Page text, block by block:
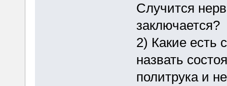
Случится
заключается?
2) Какие есть
назвать
политрука и